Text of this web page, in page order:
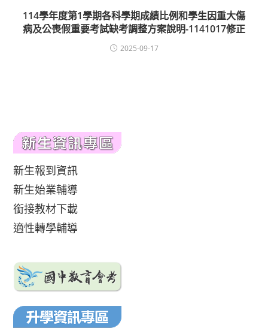
114學年度第1學期各科學期成績比例和學生因重大傷
病及公喪假重要考試缺考調整方案說明-1141017修正
2025-09-17
新生報到資訊
新生始業輔導
銜接教材下載
適性轉學輔導